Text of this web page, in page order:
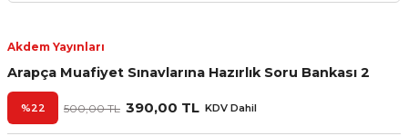
Akdem Yayınları
Arapça Muafiyet Sınavlarına Hazırlık Soru Bankası 2
%22 500,00 TL 390,00 TL KDV Dahil